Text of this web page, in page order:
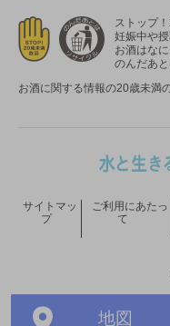
地図
ストップ
妊娠中や
お酒はな
のんだあと
お酒に関する情報の20歳未満
COPYRIGHT ©
サイトマッ
プ
ご利用にあたっ
て